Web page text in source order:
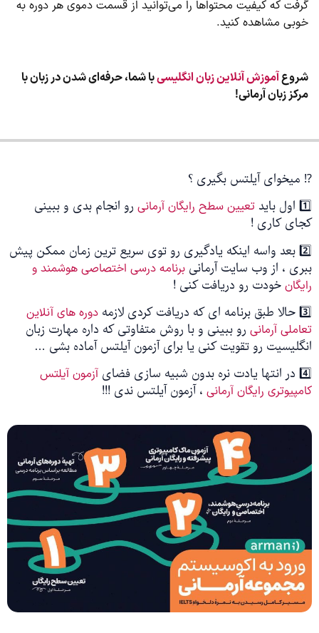
گرفت که کیفیت محتواها را می‌توانید از قسمت دموی هر دوره به
خوبی مشاهده کنید.
شروعآموزش آنلاین زبان انگلیسیبا شما، حرفه‌ای شدن در زبان با
مرکز زبان آرمانی!
⁉️ میخوای آیلتس بگیری ؟
1️⃣ اول باید
تعیین سطح رایگان آرمانی رو انجام بدی و ببینی
کجای کاری !
2️⃣ بعد واسه اینکه یادگیری رو توی سریع ترین زمان ممکن پیش
ببری ، از وب سایت آرمانی برنامه درسی اختصاصی هوشمند و
رایگان خودت رو دریافت کنی !
3️⃣ حالا طبق برنامه ای که دریافت کردی لازمه
دوره های آنلاین
تعاملی آرمانی رو ببینی و با روش متفاوتی که داره مهارت زبان
انگلیسیت رو تقویت کنی یا برای آزمون آیلتس آماده بشی …
4️⃣ در انتها یادت نره بدون شبیه سازی فضای
آزمون آیلتس
کامپیوتری رایگان آرمانی ، آزمون آیلتس ندی !!!